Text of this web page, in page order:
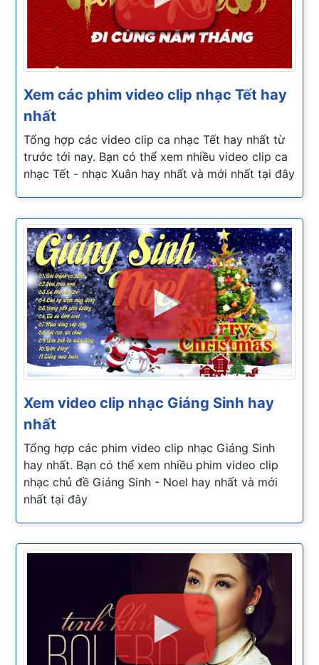
Xem các phim video clip nhạc Tết hay
nhất
Tổng hợp các video clip ca nhạc Tết hay nhất từ
trước tới nay. Bạn có thể xem nhiều video clip ca
nhạc Tết - nhạc Xuân hay nhất và mới nhất tại đây
Xem video clip nhạc Giáng Sinh hay
nhất
Tổng hợp các phim video clip nhạc Giáng Sinh
hay nhất. Bạn có thể xem nhiều phim video clip
nhạc chủ đề Giáng Sinh - Noel hay nhất và mới
nhất tại đây